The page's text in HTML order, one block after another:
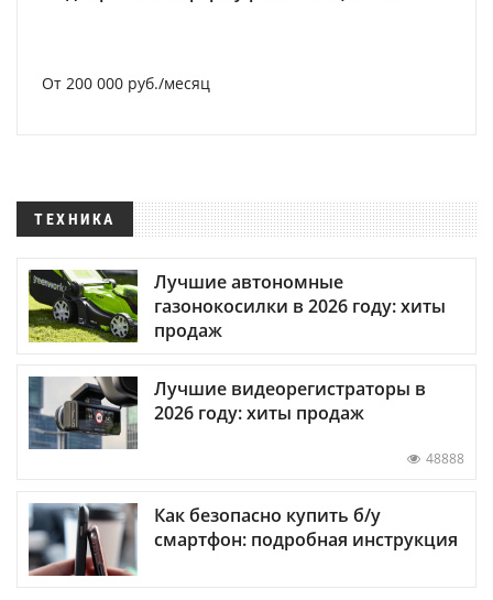
От 200 000 руб./месяц
ТЕХНИКА
Лучшие автономные
газонокосилки в 2026 году: хиты
продаж
Лучшие видеорегистраторы в
2026 году: хиты продаж
48888
Как безопасно купить б/у
смартфон: подробная инструкция